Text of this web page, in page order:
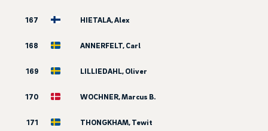
167 HIETALA, Alex
168 ANNERFELT, Carl
169 LILLIEDAHL, Oliver
170 WOCHNER, Marcus B.
171 THONGKHAM, Tewit